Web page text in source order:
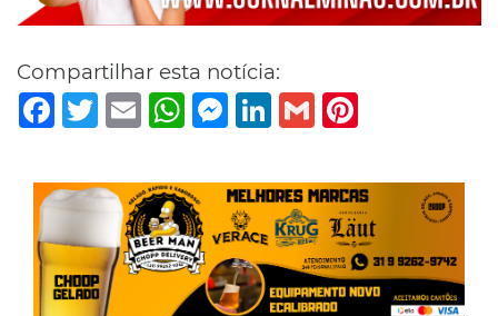
Compartilhar esta notícia:
Facebook
TwitterEmail WhatsAppMessenger
LinkedIn
Gmail